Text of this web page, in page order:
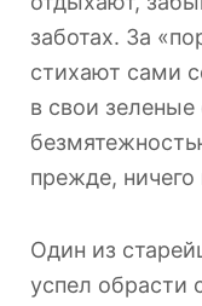
заботах. За
стихают сами
в свои
прежде,
Один из
успел обрасти